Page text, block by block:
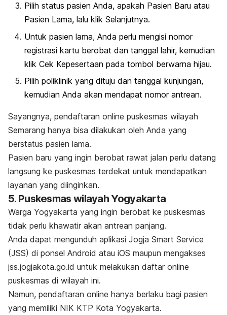
Pilih status pasien Anda, apakah Pasien Baru atau
Pasien Lama, lalu klik Selanjutnya.
Untuk pasien lama, Anda perlu mengisi nomor
registrasi kartu berobat dan tanggal lahir, kemudian
klik Cek Kepesertaan pada tombol berwarna hijau.
Pilih poliklinik yang dituju dan tanggal kunjungan,
kemudian Anda akan mendapat nomor antrean.
Sayangnya, pendaftaran online puskesmas wilayah
Semarang hanya bisa dilakukan oleh Anda yang
berstatus pasien lama.
Pasien baru yang ingin berobat rawat jalan perlu datang
langsung ke puskesmas terdekat untuk mendapatkan
layanan yang diinginkan.
5. Puskesmas wilayah Yogyakarta
Warga Yogyakarta yang ingin berobat ke puskesmas
tidak perlu khawatir akan antrean panjang.
Anda dapat mengunduh aplikasi Jogja Smart Service
(JSS) di ponsel Android atau iOS maupun mengakses
jss.jogjakota.go.id untuk melakukan daftar online
puskesmas di wilayah ini.
Namun, pendaftaran online hanya berlaku bagi pasien
yang memiliki NIK KTP Kota Yogyakarta.